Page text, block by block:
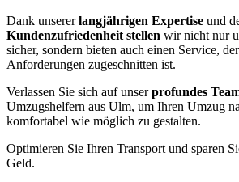
Dank unsererlangjährigen Expertise und
Kundenzufriedenheit stellen wir nicht nur
sicher, sondern bieten auch einen Service,
Anforderungen zugeschnitten ist.
Verlassen Sie sich auf unserprofundes
Umzugshelfern aus Ulm, um Ihren Umzug
komfortabel wie möglich zu gestalten.
Optimieren Sie Ihren Transport und sparen
Geld.